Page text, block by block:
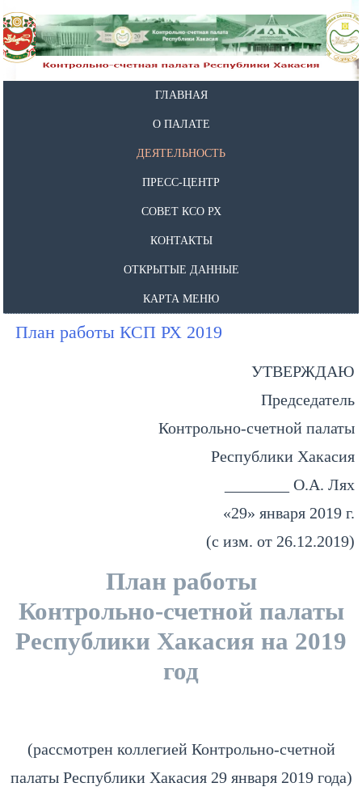
ГЛАВНАЯ
О ПАЛАТЕ
ДЕЯТЕЛЬНОСТЬ
ПРЕСС-ЦЕНТР
СОВЕТ КСО РХ
КОНТАКТЫ
ОТКРЫТЫЕ ДАННЫЕ
КАРТА МЕНЮ
План работы КСП РХ 2019
УТВЕРЖДАЮ
Председатель
Контрольно-счетной палаты
Республики Хакасия
________ О.А. Лях
«29» января 2019 г.
(с изм. от 26.12.2019)
План работы
Контрольно-счетной палаты
Республики Хакасия на 2019
год
(рассмотрен коллегией Контрольно-счетной
палаты Республики Хакасия 29 января 2019 года)